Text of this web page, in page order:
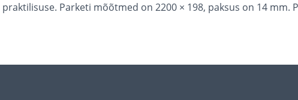
Parketi mõõtmed on 2200 × 198, paksus on 14 mm.